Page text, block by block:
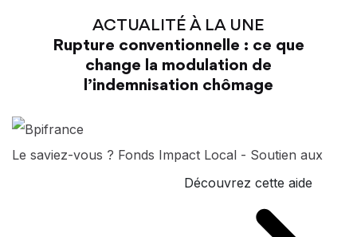
ACTUALITÉ À LA UNE
Rupture conventionnelle : ce que
change la modulation de
l’indemnisation chômage
Le saviez-vous ? Fonds Impact Local - Soutien aux
Découvrez cette aide